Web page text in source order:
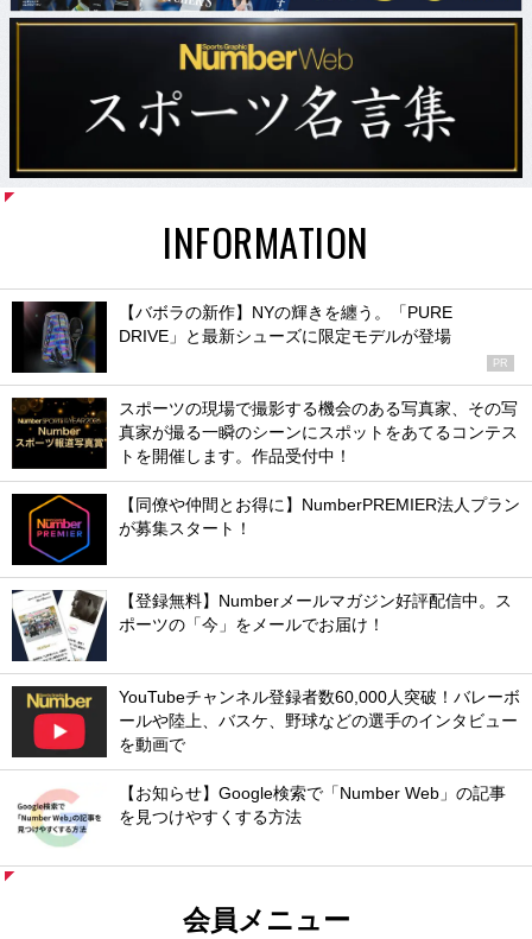
INFORMATION
【バボラの新作】NYの輝きを纏う。「PURE
DRIVE」と最新シューズに限定モデルが登場
PR
スポーツの現場で撮影する機会のある写真家、その写
真家が撮る一瞬のシーンにスポットをあてるコンテス
トを開催します。作品受付中！
【同僚や仲間とお得に】NumberPREMIER法人プラン
が募集スタート！
【登録無料】Numberメールマガジン好評配信中。ス
ポーツの「今」をメールでお届け！
YouTubeチャンネル登録者数60,000人突破！バレーボ
ールや陸上、バスケ、野球などの選手のインタビュー
を動画で
【お知らせ】Google検索で「Number Web」の記事
を見つけやすくする方法
会員メニュー